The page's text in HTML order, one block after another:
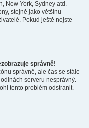
New York, Sydney atd.
stejně jako většinu
Pokud ještě nejste
správně!
správně, ale čas se stále
serveru nesprávný.
tento problém odstranit.